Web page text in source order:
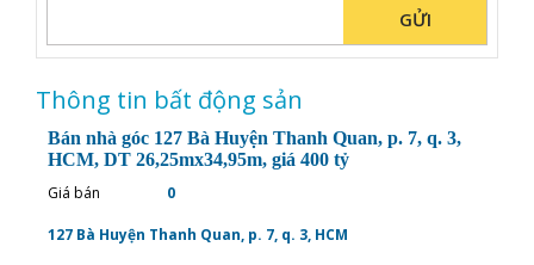
GỬI
Thông tin bất động sản
Bán nhà góc 127 Bà Huyện Thanh Quan, p. 7, q. 3,
HCM, DT 26,25mx34,95m, giá 400 tỷ
Giá bán
0
127 Bà Huyện Thanh Quan, p. 7, q. 3, HCM